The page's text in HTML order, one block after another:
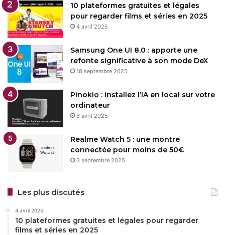
10 plateformes gratuites et légales
pour regarder films et séries en 2025
4 avril 2025
Samsung One UI 8.0 : apporte une
refonte significative à son mode DeX
18 septembre 2025
Pinokio : installez l’IA en local sur votre
ordinateur
8 avril 2025
Realme Watch 5 : une montre
connectée pour moins de 50€
3 septembre 2025
Les plus discutés
4 avril 2025
10 plateformes gratuites et légales pour regarder
films et séries en 2025